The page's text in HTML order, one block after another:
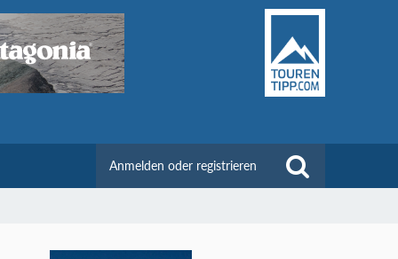
Anmelden oder registrieren